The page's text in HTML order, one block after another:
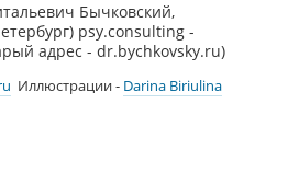
Бычковский,
psy.consulting -
адрес - dr.bychkovsky.ru)
Иллюстрации - Darina Biriulina